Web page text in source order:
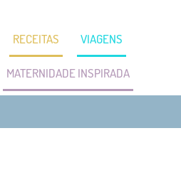
RECEITAS VIAGENS
MATERNIDADE INSPIRADA